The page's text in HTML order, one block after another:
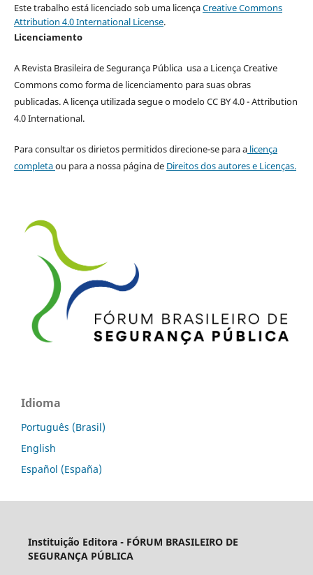
Este trabalho está licenciado sob uma licençaCreative Commons
Attribution 4.0 International License.
Licenciamento
A Revista Brasileira de Segurança Pública usa a Licença Creative
Commons como forma de licenciamento para suas obras
publicadas. A licença utilizada segue o modelo CC BY 4.0 - Attribution
4.0 International.
Para consultar os dirietos permitidos direcione-se para alicença
completaou para a nossa página de Direitos dos autores e Licenças.
Idioma
Português (Brasil)
English
Español (España)
Instituição Editora - FÓRUM BRASILEIRO DE
SEGURANÇA PÚBLICA